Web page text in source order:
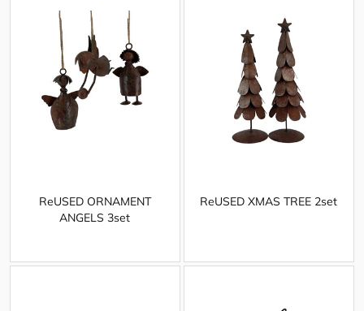
ReUSED ORNAMENT
ANGELS 3set
ReUSED XMAS TREE 2set